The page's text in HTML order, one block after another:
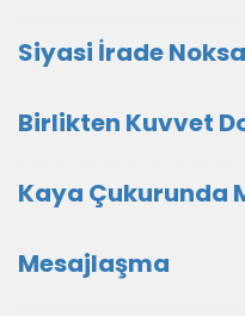
Siyasi İrade
Birlikten Kuvvet
Kaya Çukurunda
Mesajlaşma